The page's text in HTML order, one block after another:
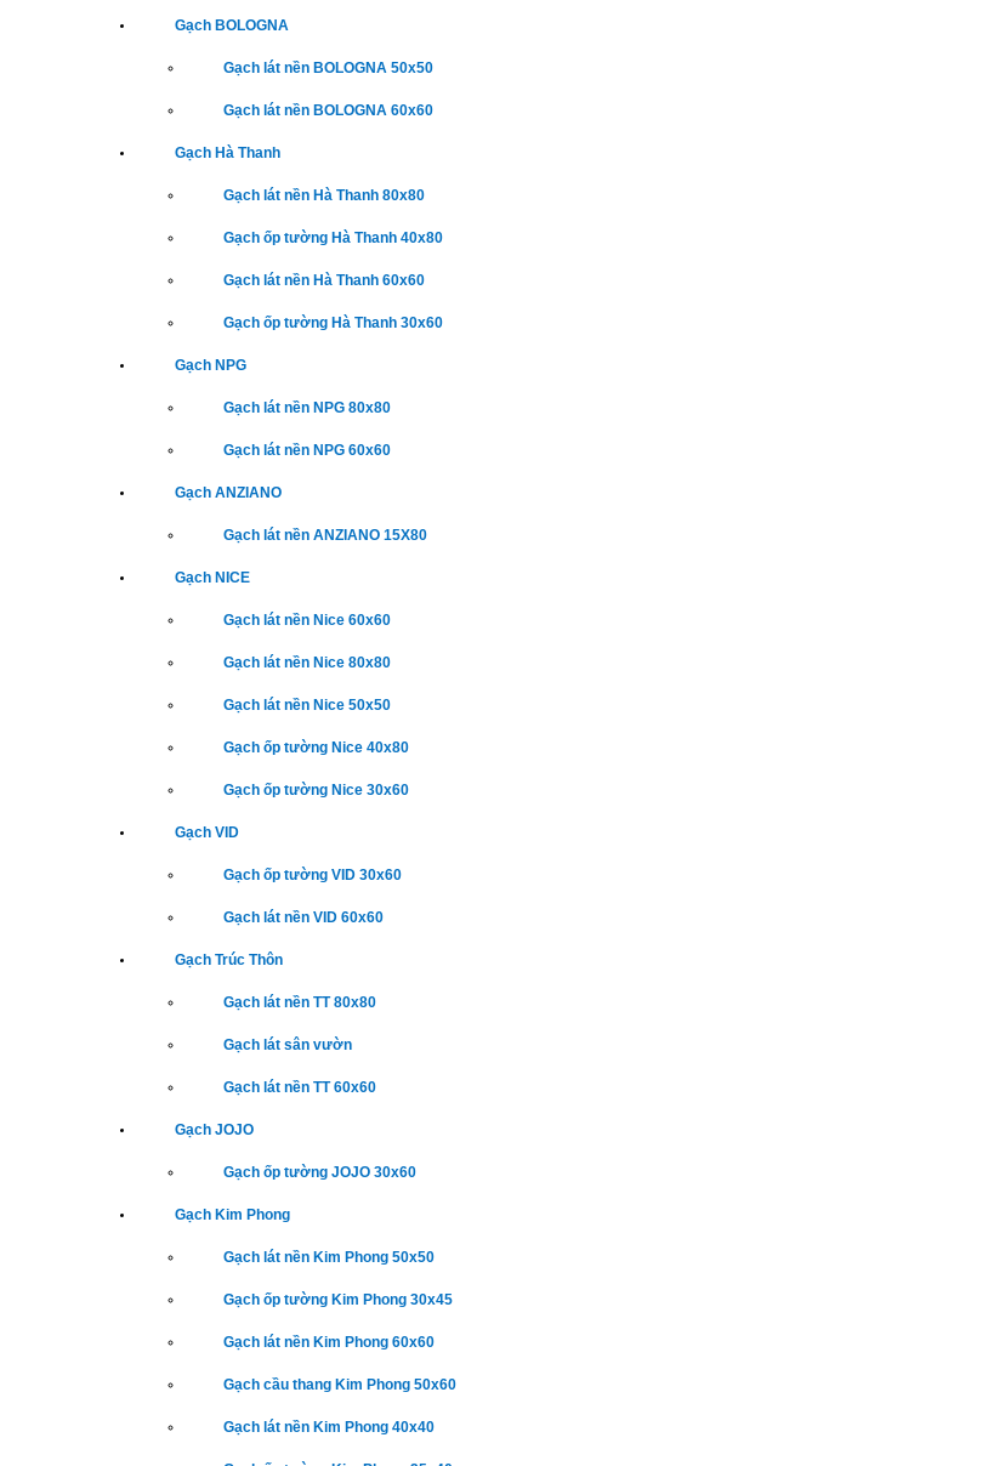
Gạch BOLOGNA
Gạch lát nền BOLOGNA 50x50
Gạch lát nền BOLOGNA 60x60
Gạch Hà Thanh
Gạch lát nền Hà Thanh 80x80
Gạch ốp tường Hà Thanh 40x80
Gạch lát nền Hà Thanh 60x60
Gạch ốp tường Hà Thanh 30x60
Gạch NPG
Gạch lát nền NPG 80x80
Gạch lát nền NPG 60x60
Gạch ANZIANO
Gạch lát nền ANZIANO 15X80
Gạch NICE
Gạch lát nền Nice 60x60
Gạch lát nền Nice 80x80
Gạch lát nền Nice 50x50
Gạch ốp tường Nice 40x80
Gạch ốp tường Nice 30x60
Gạch VID
Gạch ốp tường VID 30x60
Gạch lát nền VID 60x60
Gạch Trúc Thôn
Gạch lát nền TT 80x80
Gạch lát sân vườn
Gạch lát nền TT 60x60
Gạch JOJO
Gạch ốp tường JOJO 30x60
Gạch Kim Phong
Gạch lát nền Kim Phong 50x50
Gạch ốp tường Kim Phong 30x45
Gạch lát nền Kim Phong 60x60
Gạch cầu thang Kim Phong 50x60
Gạch lát nền Kim Phong 40x40